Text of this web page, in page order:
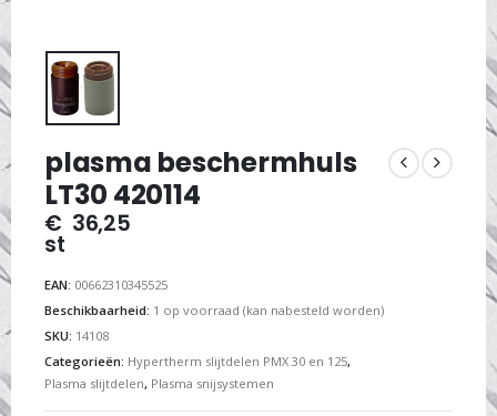
plasma beschermhuls
LT30 420114
€ 36,25
st
EAN: 00662310345525
Beschikbaarheid: 1 op voorraad (kan nabesteld worden)
SKU: 14108
Categorieën: Hypertherm slijtdelen PMX 30 en 125,
Plasma slijtdelen, Plasma snijsystemen